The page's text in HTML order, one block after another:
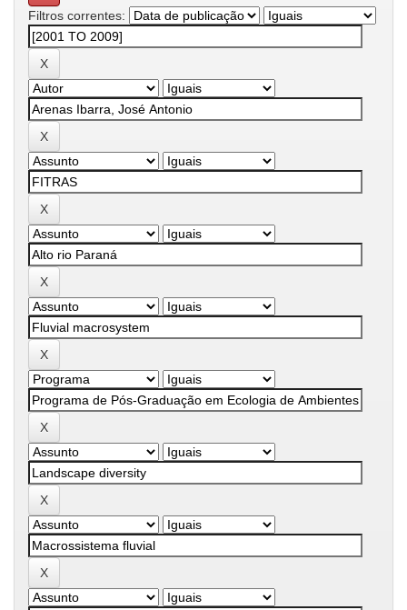
Filtros correntes: